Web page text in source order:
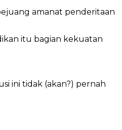
amanat penderitaan
itu bagian kekuatan
ini tidak (akan?) pernah